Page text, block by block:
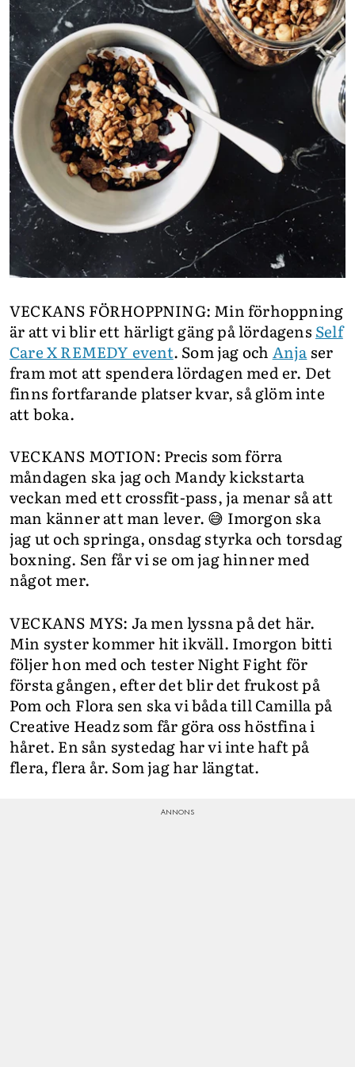
VECKANS FÖRHOPPNING: Min förhoppning
är att vi blir ett härligt gäng på lördagens Self
Care X REMEDY event. Som jag och Anja ser
fram mot att spendera lördagen med er. Det
finns fortfarande platser kvar, så glöm inte
att boka.
VECKANS MOTION: Precis som förra
måndagen ska jag och Mandy kickstarta
veckan med ett crossfit-pass, ja menar så att
man känner att man lever. 😅 Imorgon ska
jag ut och springa, onsdag styrka och torsdag
boxning. Sen får vi se om jag hinner med
något mer.
VECKANS MYS: Ja men lyssna på det här.
Min syster kommer hit ikväll. Imorgon bitti
följer hon med och tester Night Fight för
första gången, efter det blir det frukost på
Pom och Flora sen ska vi båda till Camilla på
Creative Headz som får göra oss höstfina i
håret. En sån systedag har vi inte haft på
flera, flera år. Som jag har längtat.